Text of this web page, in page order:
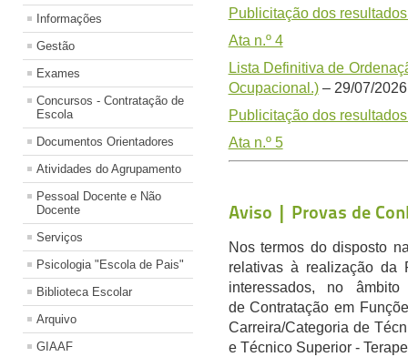
Informações
Gestão
Exames
Concursos - Contratação de
Escola
Documentos Orientadores
Atividades do Agrupamento
Pessoal Docente e Não
Docente
Serviços
Psicologia "Escola de Pais"
Biblioteca Escolar
Arquivo
GIAAF
Publicitação dos
Ata n.º 4
Lista Definitiva de
Ocupacional.)– 29/07/2026
Publicitação dos
Ata n.º 5
Aviso | Provas de
Nos termos do disposto
relativas à realização da
interessados, no
de Contratação em
Carreira/Categoria de
e Técnico Superior -